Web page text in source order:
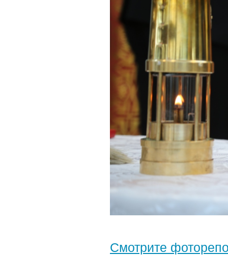
Смотрите